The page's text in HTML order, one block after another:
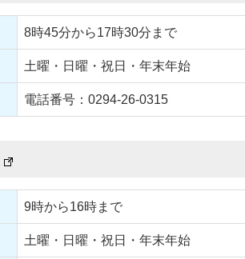
8時45分から17時30分まで
土曜・日曜・祝日・年末年始
電話番号：0294-26-0315
9時から16時まで
土曜・日曜・祝日・年末年始